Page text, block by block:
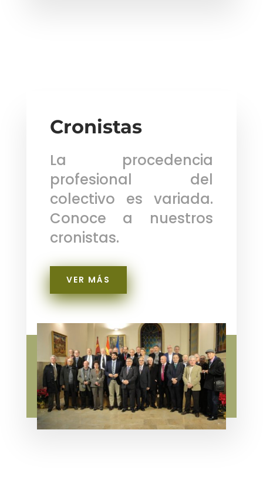
Cronistas
La procedencia
profesional del
colectivo es variada.
Conoce a nuestros
cronistas.
VER MÁS